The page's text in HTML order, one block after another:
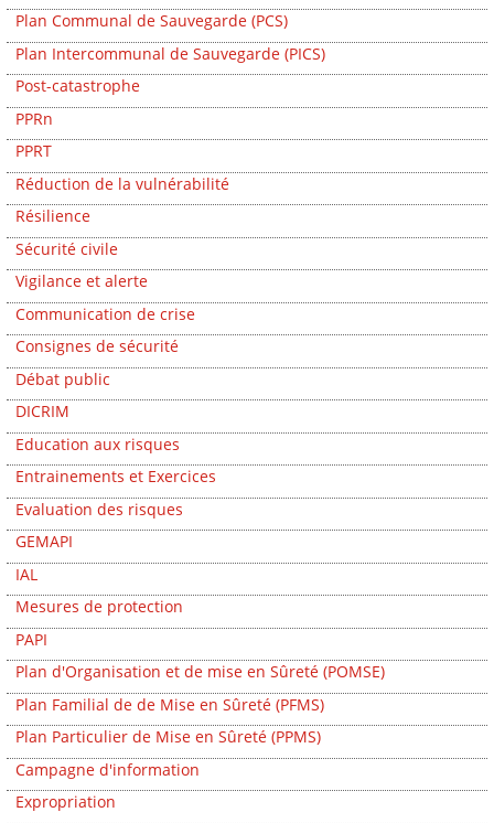
Plan Communal de Sauvegarde (PCS)
Plan Intercommunal de Sauvegarde (PICS)
Post-catastrophe
PPRn
PPRT
Réduction de la vulnérabilité
Résilience
Sécurité civile
Vigilance et alerte
Communication de crise
Consignes de sécurité
Débat public
DICRIM
Education aux risques
Entrainements et Exercices
Evaluation des risques
GEMAPI
IAL
Mesures de protection
PAPI
Plan d'Organisation et de mise en Sûreté (POMSE)
Plan Familial de de Mise en Sûreté (PFMS)
Plan Particulier de Mise en Sûreté (PPMS)
Campagne d'information
Expropriation